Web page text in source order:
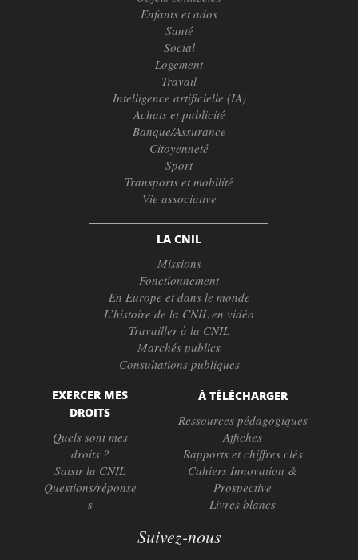
Enfants et ados
Santé
Social
Logement
Travail
Intelligence artificielle (IA)
Achats et publicité
Banque/Assurance
Citoyenneté
Sport
Transports et mobilité
Vie associative
LA CNIL
Missions
Fonctionnement
En Europe et dans le monde
L’histoire de la CNIL en vidéo
Travailler à la CNIL
Marchés publics
Consultations publiques
EXERCER MES
DROITS
Quels sont mes
droits ?
Saisir la CNIL
Questions/réponse
s
À TÉLÉCHARGER
Ressources pédagogiques
Affiches
Rapports et chiffres clés
Cahiers Innovation &
Prospective
Livres blancs
Suivez-nous